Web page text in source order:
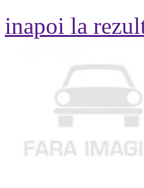
inapoi la